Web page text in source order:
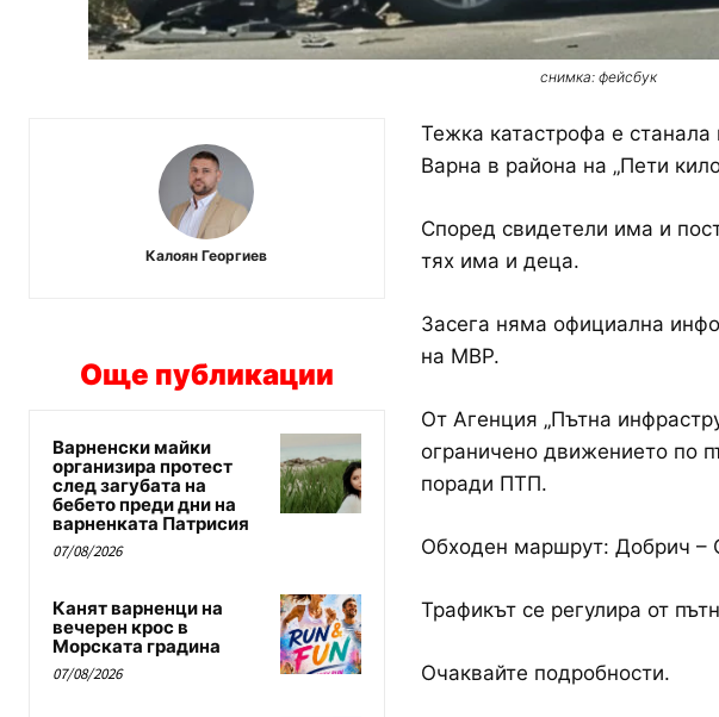
снимка: фейсбук
Калоян Георгиев
Още публикации
Варненски майки
организира протест
след загубата на
бебето преди дни на
варненката Патрисия
07/08/2026
Канят варненци на
вечерен крос в
Морската градина
07/08/2026
Тежка катастрофа е
Варна в района на „Пети
Според свидетели има и
тях има и деца.
Засега няма официална
на МВР.
От Агенция „Пътна
ограничено движението по
поради ПТП.
Обходен маршрут: Добрич –
Трафикът се регулира от
Очаквайте подробности.